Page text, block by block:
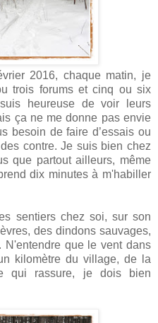
2016, chaque matin, je
trois forums et cinq ou six
heureuse de voir leurs
ça ne me donne pas envie
besoin de faire d’essais ou
contre. Je suis bien chez
que partout ailleurs, même
dix minutes à m'habiller
sentiers chez soi, sur son
des dindons sauvages,
N'entendre que le vent dans
kilomètre du village, de la
qui rassure, je dois bien